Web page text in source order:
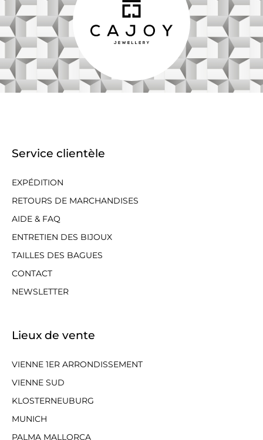
Service clientèle
EXPÉDITION
RETOURS DE MARCHANDISES
AIDE & FAQ
ENTRETIEN DES BIJOUX
TAILLES DES BAGUES
CONTACT
NEWSLETTER
Lieux de vente
VIENNE 1ER ARRONDISSEMENT
VIENNE SUD
KLOSTERNEUBURG
MUNICH
PALMA MALLORCA